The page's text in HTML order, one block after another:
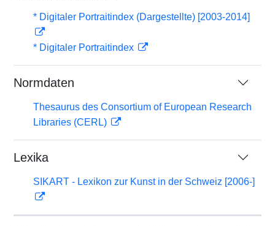
* Digitaler Portraitindex (Dargestellte) [2003-2014]
* Digitaler Portraitindex
Normdaten
Thesaurus des Consortium of European Research
Libraries (CERL)
Lexika
SIKART - Lexikon zur Kunst in der Schweiz [2006-]